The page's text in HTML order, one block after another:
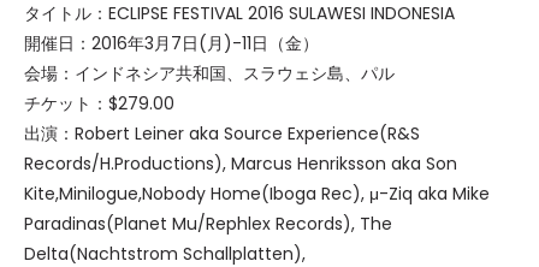
タイトル：ECLIPSE FESTIVAL 2016 SULAWESI INDONESIA
開催日：2016年3月7日(月)-11日（金）
会場：インドネシア共和国、スラウェシ島、パル
チケット：$279.00
出演：Robert Leiner aka Source Experience(R&S
Records/H.Productions), Marcus Henriksson aka Son
Kite,Minilogue,Nobody Home(Iboga Rec), μ-Ziq aka Mike
Paradinas(Planet Mu/Rephlex Records), The
Delta(Nachtstrom Schallplatten),